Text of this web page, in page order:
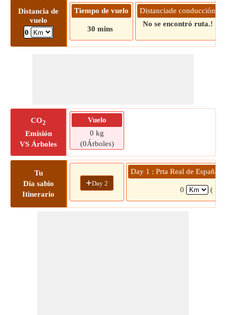
Distancia de
vuelo
0
Tiempo de vuelo
30 mins
Distanciade conducción
No se encontró ruta.!
CO2
Emisión
VS Árboles
Vuelo
0 kg
(0Árboles)
Tu
Día sabio
Itinerario
+Day 2
Day 1 : Prta Real de España
0 ( 3